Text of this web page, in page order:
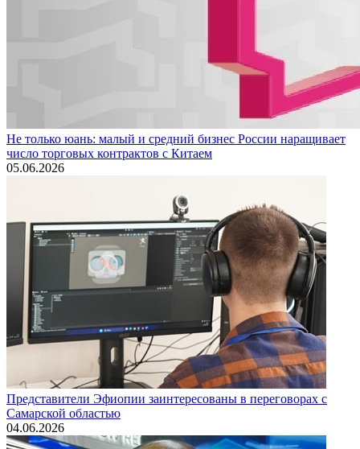
Не только юань: малый и средний бизнес России наращивает
число торговых контрактов с Китаем
05.06.2026
Представители Эфиопии заинтересованы в переговорах с
Самарской областью
04.06.2026